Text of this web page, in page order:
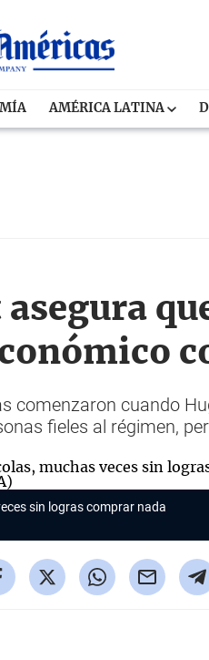
AMÉRICA LATINA
comenzaron cuando
fieles al régimen,
sin logras comprar nada